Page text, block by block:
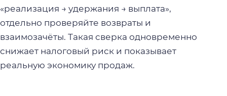
«реализация → удержания → выплата»,
отдельно проверяйте возвраты и
взаимозачёты. Такая сверка одновременно
снижает налоговый риск и показывает
реальную экономику продаж.